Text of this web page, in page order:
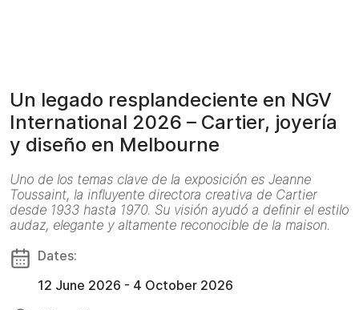
Un legado resplandeciente en NGV
International 2026 – Cartier, joyería
y diseño en Melbourne
Uno de los temas clave de la exposición es Jeanne
Toussaint, la influyente directora creativa de Cartier
desde 1933 hasta 1970. Su visión ayudó a definir el estilo
audaz, elegante y altamente reconocible de la maison.
Dates:
12 June 2026 - 4 October 2026